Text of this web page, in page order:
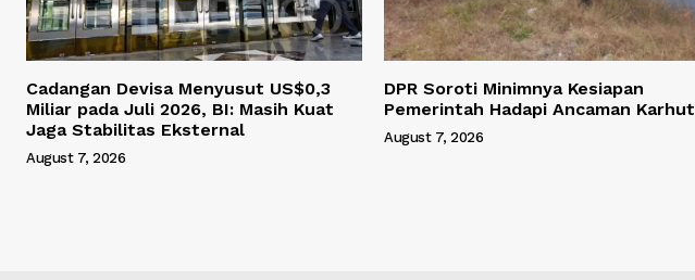
Cadangan Devisa Menyusut US$0,3
Miliar pada Juli 2026, BI: Masih Kuat
Jaga Stabilitas Eksternal
August 7, 2026
DPR Soroti Minimnya Kesiapan
Pemerintah Hadapi Ancaman
August 7, 2026